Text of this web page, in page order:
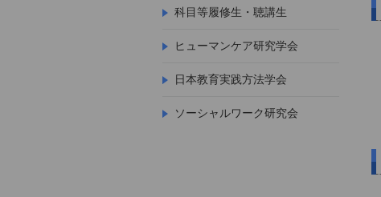
科目等履修生・聴講生
ヒューマンケア研究学会
日本教育実践方法学会
ソーシャルワーク研究会